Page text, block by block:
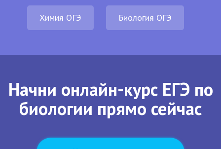
Химия ОГЭ Биология ОГЭ
Начни онлайн-курс ЕГЭ по
биологии прямо сейчас